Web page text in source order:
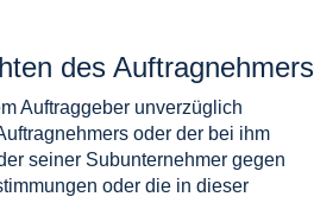
des Auftragnehmers
Auftraggeber unverzüglich
oder der bei ihm
seiner Subunternehmer gegen
oder die in dieser